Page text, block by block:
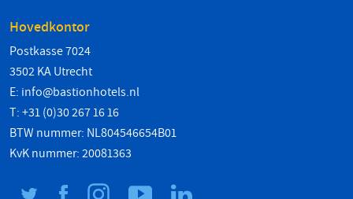
Hovedkontor
Postkasse 7024
3502 KA Utrecht
E: info@bastionhotels.nl
T: +31 (0)30 267 16 16
BTW nummer: NL804546654B01
KvK nummer: 20081363